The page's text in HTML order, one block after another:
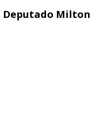
Deputado Milton